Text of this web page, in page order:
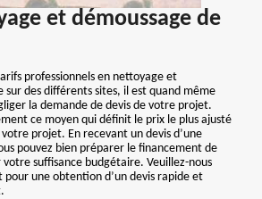
et démoussage de
professionnels en nettoyage et
sur des différents sites, il est quand même
la demande de devis de votre projet.
ce moyen qui définit le prix le plus ajusté
projet. En recevant un devis d’une
pouvez bien préparer le financement de
suffisance budgétaire. Veuillez-nous
une obtention d’un devis rapide et